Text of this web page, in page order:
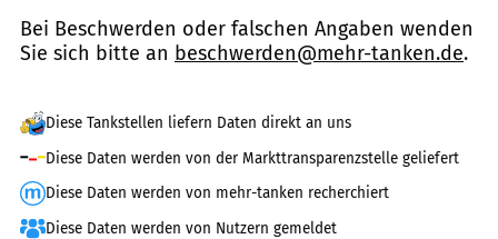
Bei Beschwerden oder falschen Angaben wenden
Sie sich bitte an beschwerden@mehr-tanken.de.
Diese Tankstellen liefern Daten direkt an uns
Diese Daten werden von der Markttransparenzstelle geliefert
Diese Daten werden von mehr-tanken recherchiert
Diese Daten werden von Nutzern gemeldet